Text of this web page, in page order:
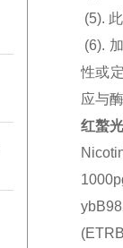
(5).
(6).
性或
应与
红螯